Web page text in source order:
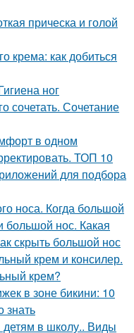
прическа и голой
крема: как добиться
ног
сочетать. Сочетание
в одном
ТОП 10
для подбора
носа. Когда большой
большой нос. Какая
скрыть большой нос
крем и консилер.
крем?
в зоне бикини: 10
знать
детям в школу.. Виды